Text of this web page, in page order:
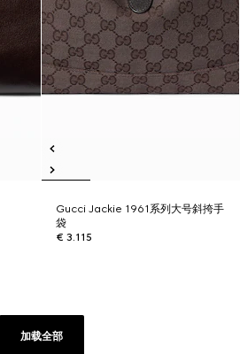
Gucci Jackie 1961系列大号斜挎手
袋
€ 3.115
加载全部